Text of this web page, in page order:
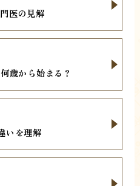
医の見解
歳から始まる？
いを理解